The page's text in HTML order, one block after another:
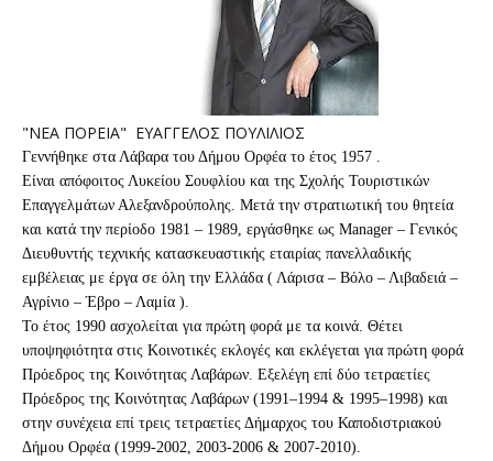
"ΝΕΑ ΠΟΡΕΙΑ" ΕΥΑΓΓΕΛΟΣ ΠΟΥΛΙΛΙΟΣ
Γεννήθηκε στα Λάβαρα του Δήμου Ορφέα το έτος 1957 .
Είναι απόφοιτος Λυκείου Σουφλίου και της Σχολής Τουριστικών
Επαγγελμάτων Αλεξανδρούπολης. Μετά την στρατιωτική του θητεία
και κατά την περίοδο 1981 – 1989, εργάσθηκε ως Manager – Γενικός
Διευθυντής τεχνικής κατασκευαστικής εταιρίας πανελλαδικής
εμβέλειας με έργα σε όλη την Ελλάδα ( Λάρισα – Βόλο – Λιβαδειά –
Αγρίνιο – Έβρο – Λαμία ).
Το έτος 1990 ασχολείται για πρώτη φορά με τα κοινά. Θέτει
υποψηφιότητα στις Κοινοτικές εκλογές και εκλέγεται για πρώτη φορά
Πρόεδρος της Κοινότητας Λαβάρων. Εξελέγη επί δύο τετραετίες
Πρόεδρος της Κοινότητας Λαβάρων (1991–1994 & 1995–1998) και
στην συνέχεια επί τρεις τετραετίες Δήμαρχος του Καποδιστριακού
Δήμου Ορφέα (1999-2002, 2003-2006 & 2007-2010).